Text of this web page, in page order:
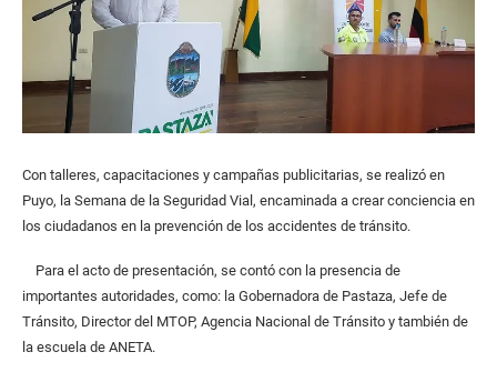
Con talleres, capacitaciones y campañas publicitarias, se realizó en
Puyo, la Semana de la Seguridad Vial, encaminada a crear conciencia en
los ciudadanos en la prevención de los accidentes de tránsito.
Para el acto de presentación, se contó con la presencia de
importantes autoridades, como: la Gobernadora de Pastaza, Jefe de
Tránsito, Director del MTOP, Agencia Nacional de Tránsito y también de
la escuela de ANETA.